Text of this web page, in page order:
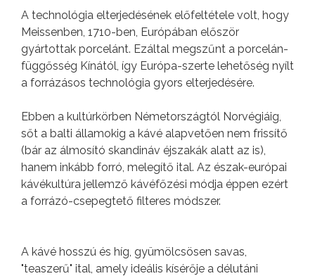
A technológia elterjedésének előfeltétele volt, hogy
Meissenben, 1710-ben, Európában először
gyártottak porcelánt. Ezáltal megszűnt a porcelán-
függősség Kínától, így Európa-szerte lehetőség nyílt
a forrázásos technológia gyors elterjedésére.
Ebben a kultúrkörben Németországtól Norvégiáig,
sőt a balti államokig a kávé alapvetően nem frissítő
(bár az álmosító skandináv éjszakák alatt az is),
hanem inkább forró, melegítő ital. Az észak-európai
kávékultúra jellemző kávéfőzési módja éppen ezért
a forrázó-csepegtető filteres módszer.
A kávé hosszú és híg, gyümölcsösen savas,
"teaszerű" ital, amely ideális kísérője a délutáni